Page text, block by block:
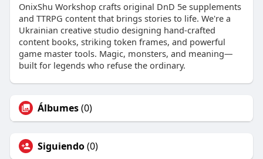
OnixShu Workshop crafts original DnD 5e supplements
and TTRPG content that brings stories to life. We're a
Ukrainian creative studio designing hand-crafted
content books, striking token frames, and powerful
game master tools. Magic, monsters, and meaning—
built for legends who refuse the ordinary.
Álbumes(0)
Siguiendo(0)